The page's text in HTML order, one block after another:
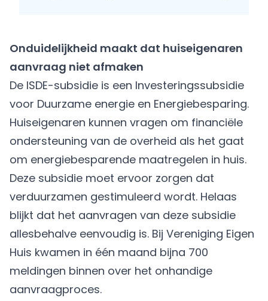
Onduidelijkheid maakt dat huiseigenaren
aanvraag niet afmaken
De ISDE-subsidie is een Investeringssubsidie
voor Duurzame energie en Energiebesparing.
Huiseigenaren kunnen vragen om financiële
ondersteuning van de overheid als het gaat
om energiebesparende maatregelen in huis.
Deze subsidie moet ervoor zorgen dat
verduurzamen gestimuleerd wordt. Helaas
blijkt dat het aanvragen van deze subsidie
allesbehalve eenvoudig is. Bij Vereniging Eigen
Huis kwamen in één maand bijna 700
meldingen binnen over het onhandige
aanvraagproces.